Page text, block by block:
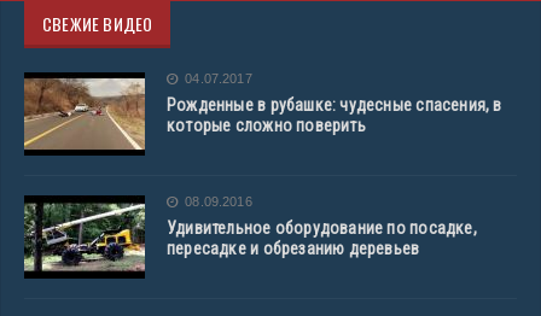
СВЕЖИЕ ВИДЕО
04.07.2017
Рожденные в рубашке: чудесные спасения, в
которые сложно поверить
08.09.2016
Удивительное оборудование по посадке,
пересадке и обрезанию деревьев